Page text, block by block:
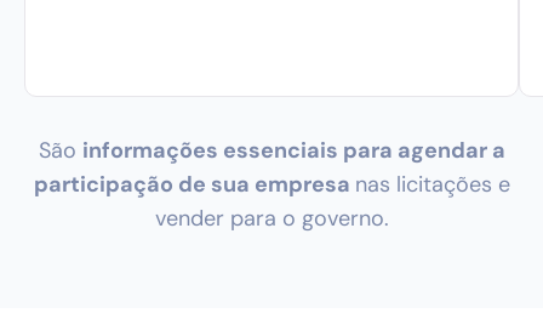
São informações essenciais para agendar a
participação de sua empresa nas licitações e
vender para o governo.